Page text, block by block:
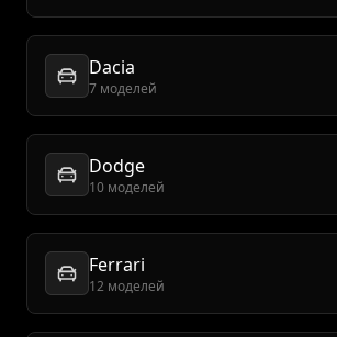
Dacia
7 моделей
Dodge
10 моделей
Ferrari
12 моделей